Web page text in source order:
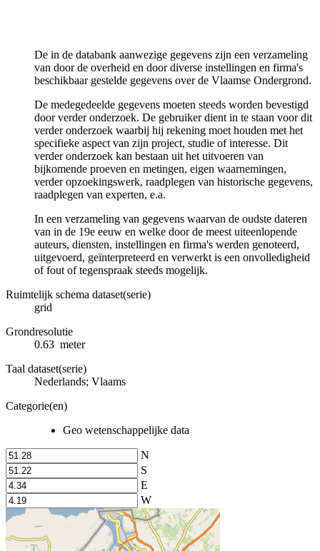
De in de databank aanwezige gegevens zijn een verzameling
van door de overheid en door diverse instellingen en firma's
beschikbaar gestelde gegevens over de Vlaamse Ondergrond.
De medegedeelde gegevens moeten steeds worden bevestigd
door verder onderzoek. De gebruiker dient in te staan voor dit
verder onderzoek waarbij hij rekening moet houden met het
specifieke aspect van zijn project, studie of interesse. Dit
verder onderzoek kan bestaan uit het uitvoeren van
bijkomende proeven en metingen, eigen waarnemingen,
verder opzoekingswerk, raadplegen van historische gegevens,
raadplegen van experten, e.a.
In een verzameling van gegevens waarvan de oudste dateren
van in de 19e eeuw en welke door de meest uiteenlopende
auteurs, diensten, instellingen en firma's werden genoteerd,
uitgevoerd, geïnterpreteerd en verwerkt is een onvolledigheid
of fout of tegenspraak steeds mogelijk.
Ruimtelijk schema dataset(serie)
grid
Grondresolutie
0.63 meter
Taal dataset(serie)
Nederlands; Vlaams
Categorie(en)
Geo wetenschappelijke data
N
S
E
W